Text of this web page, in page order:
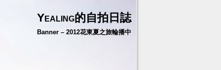
Yealing的自拍日誌
Banner – 2012花東夏之旅輪播中